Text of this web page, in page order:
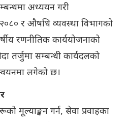
अध्ययन गरी
र औषधि व्यवस्था विभागको
रणनीतिक कार्ययोजनाको
तर्जुमा सम्बन्धी कार्यदलको
लगेको छ।
मूल्याङ्कन गर्न, सेवा प्रवाहका